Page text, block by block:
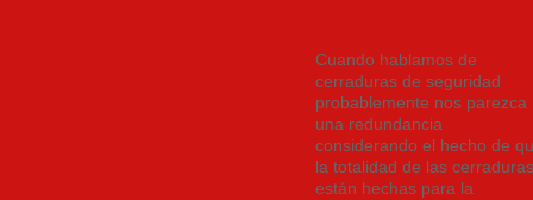
Cuando hablamos de
cerraduras de seguridad
probablemente nos parezca
una redundancia
considerando el hecho de
la totalidad de las cerraduras
están hechas para la